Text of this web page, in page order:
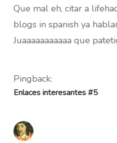
Que mal eh, citar a
blogs in spanish ya
Juaaaaaaaaaaa que
Pingback:
Enlaces interesantes #5